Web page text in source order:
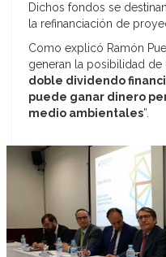
Dichos fondos se
la refinanciación de
Como explicó Ramón
generan la posibilidad
doble dividendo
puede ganar dinero
medio ambientales”.